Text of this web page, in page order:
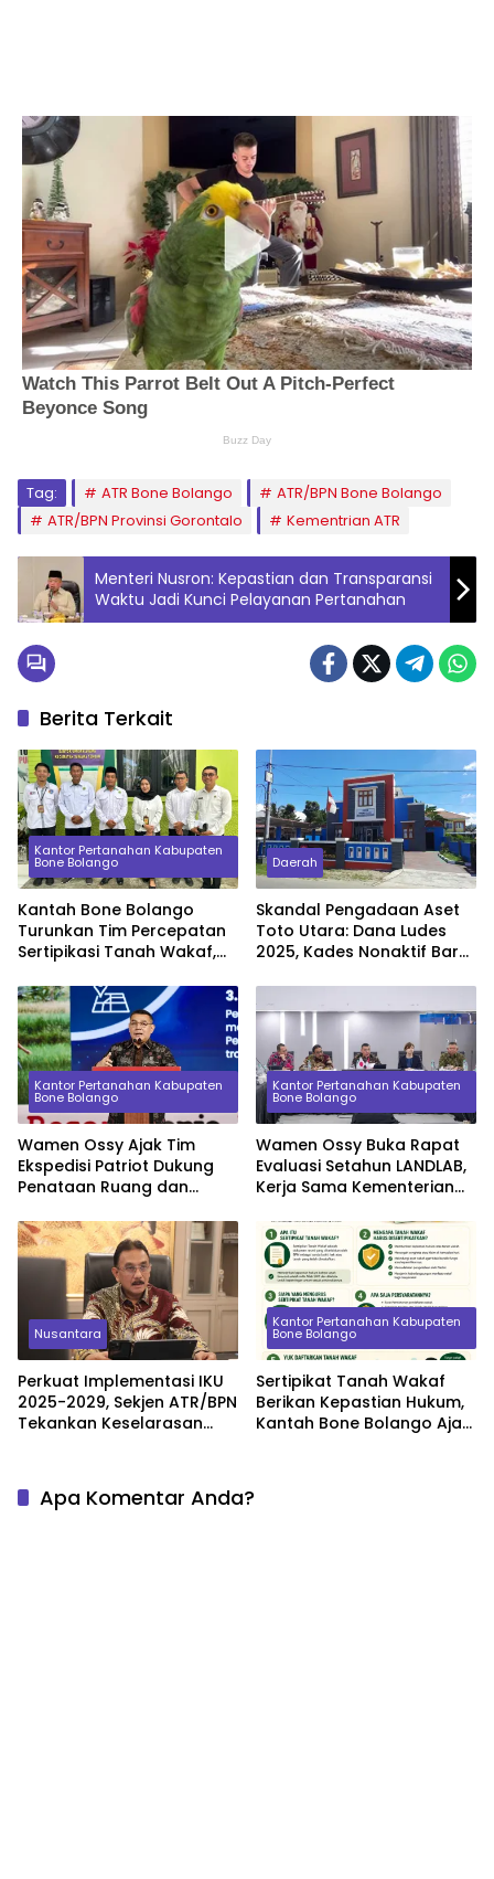
Tag: ATR Bone Bolango
ATR/BPN Bone Bolango
ATR/BPN Provinsi Gorontalo
Kementrian ATR
Menteri Nusron: Kepastian dan Transparansi
Waktu Jadi Kunci Pelayanan Pertanahan
Berita Terkait
Kantor Pertanahan Kabupaten
Bone Bolango
Kantah Bone Bolango
Turunkan Tim Percepatan
Sertipikasi Tanah Wakaf,
KUA
Daerah
Skandal Pengadaan Aset
Toto Utara: Dana Ludes
2025, Kades Nonaktif Baru
Spesifikasi di 2026
Kantor Pertanahan Kabupaten
Bone Bolango
Wamen Ossy Ajak Tim
Ekspedisi Patriot Dukung
Penataan Ruang dan
Pertanahan di Kawasan
Transmigrasi
Kantor Pertanahan Kabupaten
Bone Bolango
Wamen Ossy Buka Rapat
Evaluasi Setahun LANDLAB,
Kerja Sama Kementerian
Nusantara
Perkuat Implementasi IKU
2025-2029, Sekjen ATR/BPN
Tekankan Keselarasan
Kantor Pertanahan Kabupaten
Bone Bolango
Sertipikat Tanah Wakaf
Berikan Kepastian Hukum,
Kantah Bone Bolango Ajak
Apa Komentar Anda?